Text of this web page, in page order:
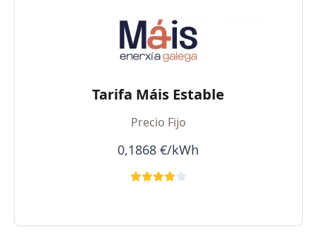
Tarifa Máis Estable
Precio Fijo
0,1868 €/kWh